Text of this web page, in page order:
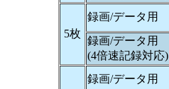
5枚
録画/データ用
録画/データ用
(4倍速記録対応)
録画/データ用